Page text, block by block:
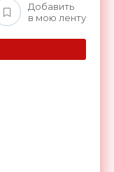
Добавить
в мою ленту